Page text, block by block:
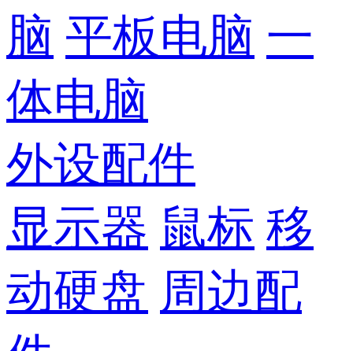
脑 平板电脑 一
体电脑
外设配件
显示器 鼠标 移
动硬盘 周边配